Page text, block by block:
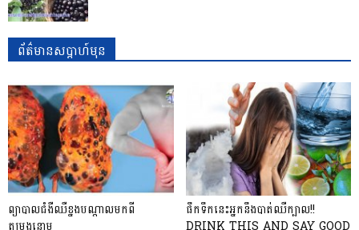
ព័ត៌មានសប្តាហ៍មុន
ព្យាបាលជំងឺឈឺខ្នងបណ្តាលមកពី
ផឹកទឹកនេះអ្នកនឹងបាត់ឈឺក្បាល!!